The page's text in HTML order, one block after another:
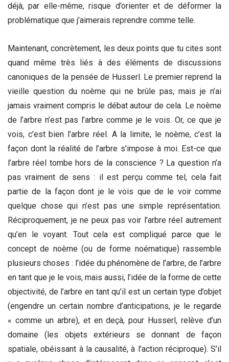
déjà, par elle-même, risque d’orienter et de déformer la
problématique que j’aimerais reprendre comme telle.
Maintenant, concrètement, les deux points que tu cites sont
quand même très liés à des éléments de discussions
canoniques de la pensée de Husserl. Le premier reprend la
vieille question du noème qui ne brûle pas, mais je n’ai
jamais vraiment compris le débat autour de cela. Le noème
de l’arbre n’est pas l’arbre comme je le vois. Or, ce que je
vois, c’est bien l’arbre réel. A la limite, le noème, c’est la
façon dont la réalité de l’arbre s’impose à moi. Est-ce que
l’arbre réel tombe hors de la conscience ? La question n’a
pas vraiment de sens : il est perçu comme tel, cela fait
partie de la façon dont je le vois que de le voir comme
quelque chose qui n’est pas une simple représentation.
Réciproquement, je ne peux pas voir l’arbre réel autrement
qu’en le voyant. Tout cela est compliqué parce que le
concept de noème (ou de forme noématique) rassemble
plusieurs choses : l’idée du phénomène de l’arbre, de l’arbre
en tant que je le vois, mais aussi, l’idée de la forme de cette
objectivité, de l’arbre en tant qu’il est un certain type d’objet
(engendre un certain nombre d’anticipations, je le regarde
« comme un arbre), et en deçà, pour Husserl, relève d’un
domaine (les objets extérieurs se donnant de façon
spatiale, obéissant à la causalité, à l’action réciproque). S’il